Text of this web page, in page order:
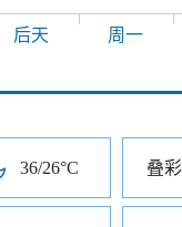
后天 周一
36/26°C 叠